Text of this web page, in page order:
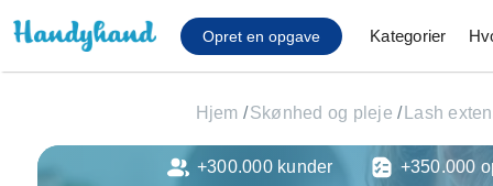
Opret en opgave Kategorier
Affaldsfjernelse
Hjem /Skønhed og pleje / Lash
+300.000 kunder +350.000